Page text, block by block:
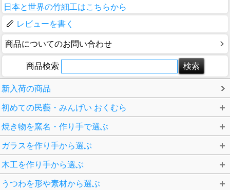
日本と世界の竹細工はこちらから
レビューを書く
商品についてのお問い合わせ
商品検索
新入荷の商品
初めての民藝・みんげい おくむら
焼き物を窯名・作り手で選ぶ
ガラスを作り手から選ぶ
木工を作り手から選ぶ
うつわを形や素材から選ぶ